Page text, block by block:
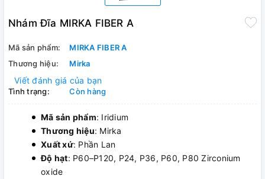
Nhám Đĩa MIRKA FIBER A
Mã sản phẩm:
MIRKA FIBER A
Thương hiệu:
Mirka
Viết đánh giá của bạn
Tình trạng: Còn hàng
Mã sản phẩm: Iridium
Thương hiệu: Mirka
Xuất xứ: Phần Lan
Độ hạt: P60–P120, P24, P36, P60, P80 Zirconium
oxide